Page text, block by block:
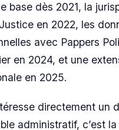
base dès 2021, la
en 2022, les
avec Pappers
en 2024, et une
en 2025.
directement un
administratif, c’est